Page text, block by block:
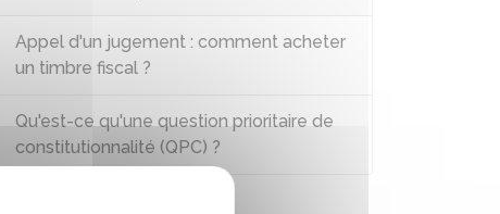
Appel d'un jugement : comment acheter
un timbre fiscal ?
Qu'est-ce qu'une question prioritaire de
constitutionnalité (QPC) ?